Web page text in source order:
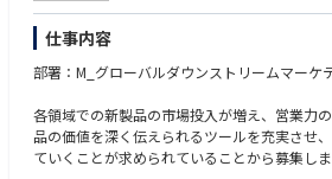
仕事内容
部署：M_グローバルダウンストリームマーケ
各領域での新製品の市場投入が増え、営業力
品の価値を深く伝えられるツールを充実させ
ていくことが求められていることから募集しま